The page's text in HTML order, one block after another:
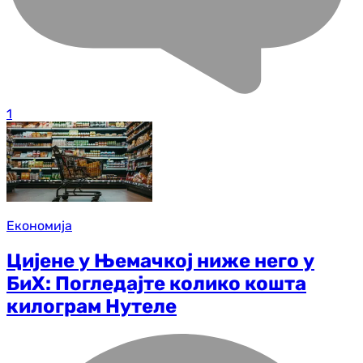
1
Економија
Цијене у Њемачкој ниже него у
БиХ: Погледајте колико кошта
килограм Нутеле